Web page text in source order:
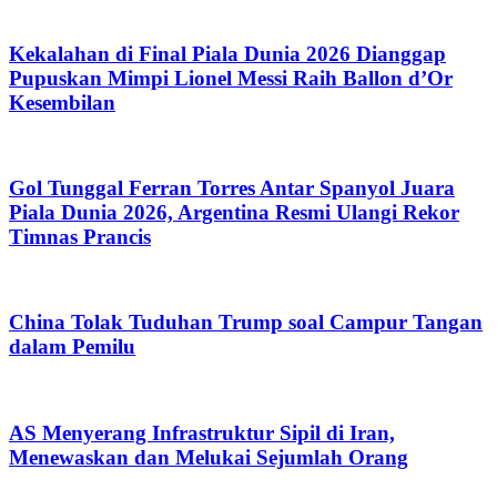
Kekalahan di Final Piala Dunia 2026 Dianggap
Pupuskan Mimpi Lionel Messi Raih Ballon d’Or
Kesembilan
Gol Tunggal Ferran Torres Antar Spanyol Juara
Piala Dunia 2026, Argentina Resmi Ulangi Rekor
Timnas Prancis
China Tolak Tuduhan Trump soal Campur Tangan
dalam Pemilu
AS Menyerang Infrastruktur Sipil di Iran,
Menewaskan dan Melukai Sejumlah Orang